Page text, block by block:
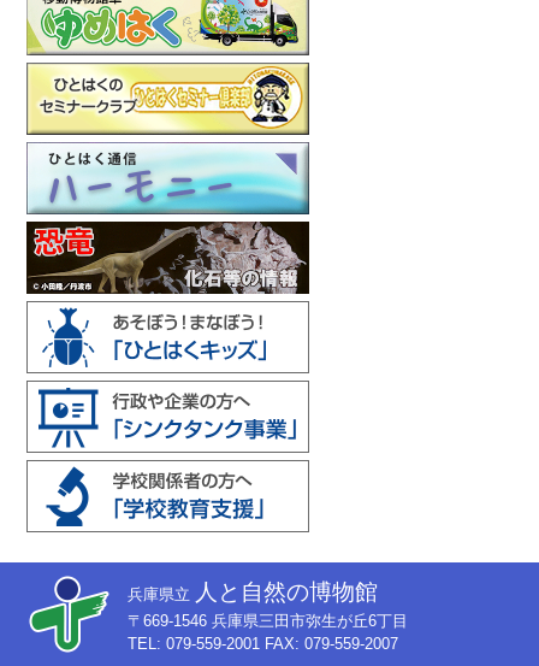
兵庫県立 人と自然の博物館
〒669-1546 兵庫県三田市弥生が丘6丁目
TEL: 079-559-2001 FAX: 079-559-2007